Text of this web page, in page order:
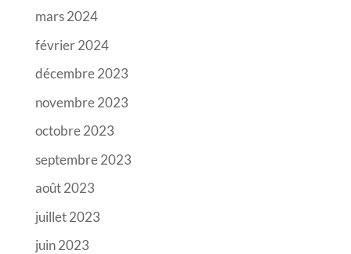
mars 2024
février 2024
décembre 2023
novembre 2023
octobre 2023
septembre 2023
août 2023
juillet 2023
juin 2023